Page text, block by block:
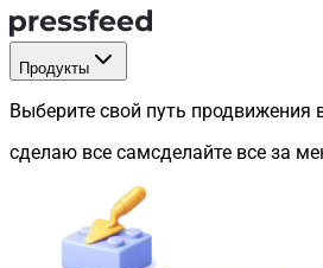
Продукты
Выберите свой путь продвижения
сделаю все самсделайте все за